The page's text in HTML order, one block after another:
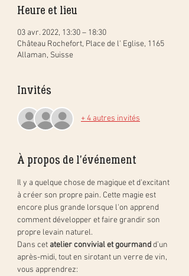
Heure et lieu
03 avr. 2022, 13:30 – 18:30
Château Rochefort, Place de l' Eglise, 1165
Allaman, Suisse
Invités
+ 4 autres invités
À propos de l'événement
Il y a quelque chose de magique et d'excitant
à créer son propre pain. Cette magie est
encore plus grande lorsque l'on apprend
comment développer et faire grandir son
propre levain naturel.
Dans cet atelier convivial et gourmand d’un
après-midi, tout en sirotant un verre de vin,
vous apprendrez: